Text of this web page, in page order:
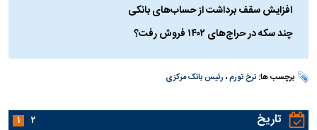
افزایش سقف برداشت از حساب‌های بانکی
چند سکه در حراج‌های ۱۴۰۲ فروش رفت؟
برچسب ها:نرخ تورم، رئیس بانک مرکزی
تاریخ ۱ ۲